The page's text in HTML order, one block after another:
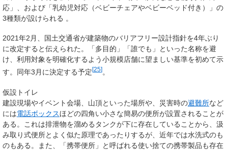
応」、および「乳幼児対応（ベビーチェアやベビーベッド付き）」の
3種類が設けられる 。
2021年2月、国土交通省が建築物のバリアフリー設計指針を4年ぶり
に改定すると伝えられた。「多目的」「誰でも」といった名称を避
け、利用対象を明確化するよう小規模店舗に望ましい基準を初めて示
す。同年3月に決定する予定[25] 。
仮設トイレ
建設現場やイベント会場、山頂といった場所や、災害時の避難所など
には電話ボックスほどの四角い小さな簡易の便所が設置されることが
ある。これは排泄物を溜めるタンクが下に存在していることから、汲
み取り式便所とよく似た原理であったりするが、近年では水洗式のも
のもある。また、「携帯便所」と呼ばれる使い捨ての携帯製品も存在